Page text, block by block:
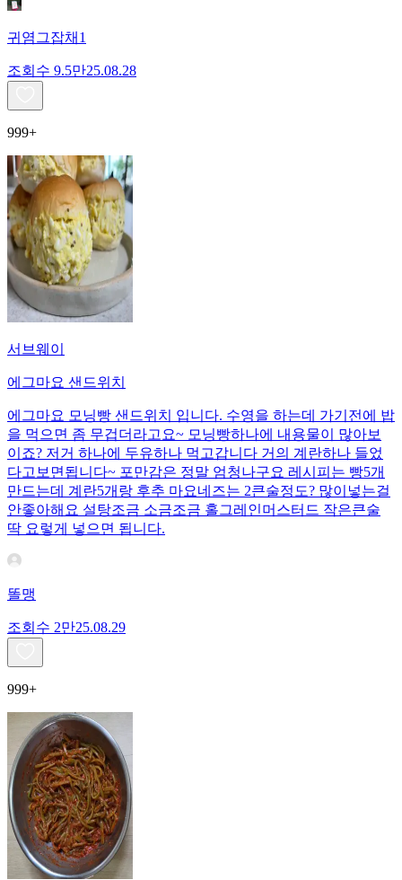
귀염그잡채1
조회수 9.5만25.08.28
999+
서브웨이
에그마요 샌드위치
에그마요 모닝빵 샌드위치 입니다. 수영을 하는데 가기전에 밥
을 먹으면 좀 무겁더라고요~ 모닝빵하나에 내용물이 많아보
이죠? 저거 하나에 두유하나 먹고갑니다 거의 계란하나 들었
다고보면됩니다~ 포만감은 정말 엄청나구요 레시피는 빵5개
만드는데 계란5개랑 후추 마요네즈는 2큰술정도? 많이넣는걸
안좋아해요 설탕조금 소금조금 홀그레인머스터드 작은큰술
딱 요렇게 넣으면 됩니다.
똘맹
조회수 2만25.08.29
999+